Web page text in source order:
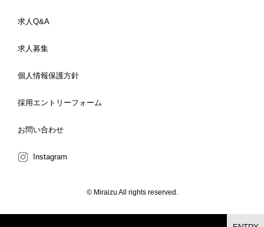
求人Q&A
求人募集
個人情報保護方針
採用エントリーフォーム
お問い合わせ
Instagram
© Miraizu All rights reserved.